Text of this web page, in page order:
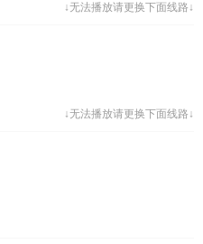
↓无法播放请更换下面线路↓
↓无法播放请更换下面线路↓